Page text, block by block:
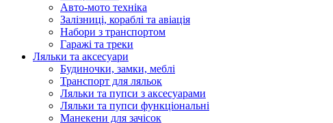
Авто-мото техніка
Залізниці, кораблі та авіація
Набори з транспортом
Гаражі та треки
Ляльки та аксесуари
Будиночки, замки, меблі
Транспорт для ляльок
Ляльки та пупси з аксесуарами
Ляльки та пупси функціональні
Манекени для зачісок